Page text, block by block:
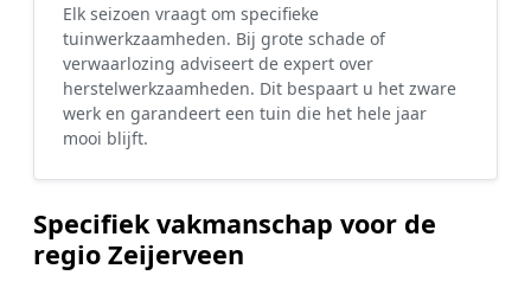
Elk seizoen vraagt om specifieke
tuinwerkzaamheden. Bij grote schade of
verwaarlozing adviseert de expert over
herstelwerkzaamheden. Dit bespaart u het zware
werk en garandeert een tuin die het hele jaar
mooi blijft.
Specifiek vakmanschap voor de
regio Zeijerveen